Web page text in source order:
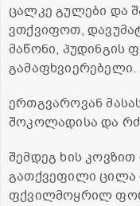
ცალკე გულები და
ვთქვიფოთ,
მაწონი, პუდინგის
გამაფხვიერებელი.
ერთგვაროვან
შოკოლადისა და
შემდეგ ხის
გათქვეფილი ცილა
ფქვილმოყრილ